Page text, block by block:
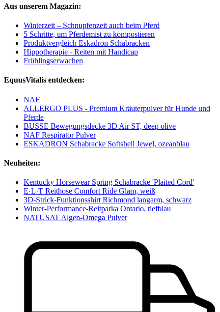
Aus unserem Magazin:
Winterzeit – Schnupfenzeit auch beim Pferd
5 Schritte, um Pferdemist zu kompostieren
Produktvergleich Eskadron Schabracken
Hippotherapie - Reiten mit Handicap
Frühlingserwachen
EquusVitalis entdecken:
NAF
ALLERGO PLUS - Premium Kräuterpulver für Hunde und
Pferde
BUSSE Bewegungsdecke 3D Air ST, deep olive
NAF Respirator Pulver
ESKADRON Schabracke Softshell Jewel, ozeanblau
Neuheiten:
Kentucky Horsewear Spring Schabracke 'Plaited Cord'
E·L·T Reithose Comfort Ride Glam, weiß
3D-Strick-Funktionsshirt Richmond langarm, schwarz
Winter-Performance-Reitparka Ontario, tiefblau
NATUSAT Algen-Omega Pulver